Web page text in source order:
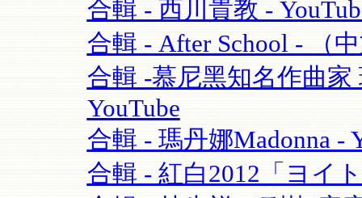
合輯 - 西川貴教 -
合輯 - After School - （
合輯 -慕尼黑知名作曲家
YouTube
合輯 - 瑪丹娜Madonna -
合輯 - 紅白2012「ヨイ